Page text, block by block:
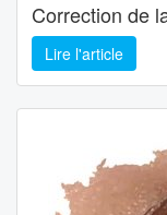
Correction de
Lire l'article